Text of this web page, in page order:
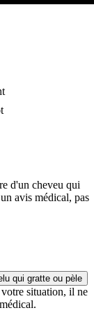
d'un cheveu qui
avis médical, pas
qui gratte ou pèle
situation, il ne